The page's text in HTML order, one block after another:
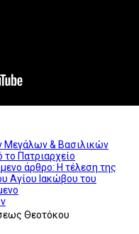
Μεγάλων & Βασιλικών
Πατριαρχείο
άρθρο: Η τέλεση της
Αγίου Ιακώβου του
Θεοτόκου